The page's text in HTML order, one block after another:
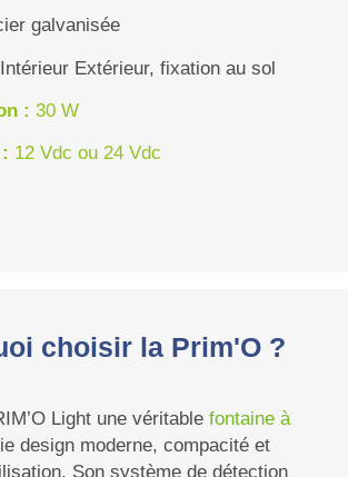
galvanisée
Intérieur Extérieur, fixation au sol
: 30 W
12 Vdc ou 24 Vdc
choisir la Prim'O ?
Light une véritable fontaine à
design moderne, compacité et
Son système de détection